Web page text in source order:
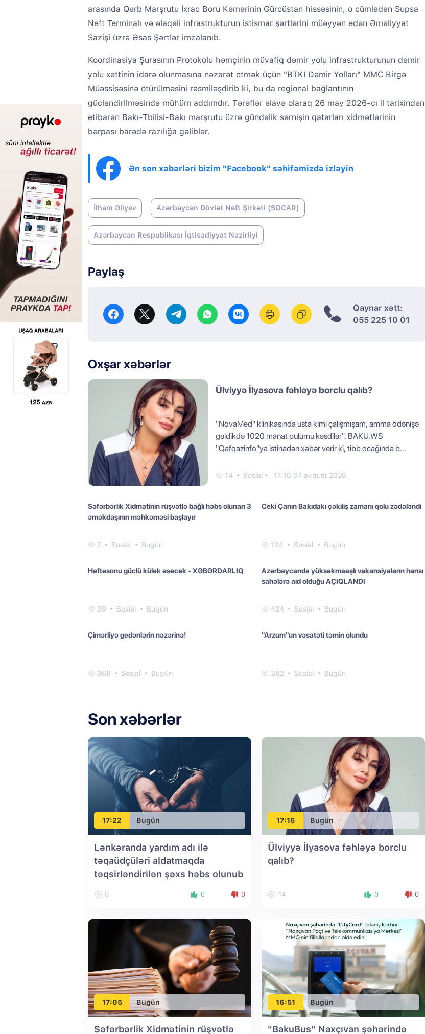
arasında Qərb Marşrutu İxrac Boru Kəmərinin Gürcüstan hissəsinin, o cümlədən Supsa
Neft Terminalı və əlaqəli infrastrukturun istismar şərtlərini müəyyən edən Əməliyyat
Sazişi üzrə Əsas Şərtlər imzalanıb.
Koordinasiya Şurasının Protokolu həmçinin müvafiq dəmir yolu infrastrukturunun dəmir
yolu xəttinin idarə olunmasına nəzarət etmək üçün "BTKI Dəmir Yolları" MMC Birgə
Müəssisəsinə ötürülməsini rəsmiləşdirib ki, bu da regional bağlantının
gücləndirilməsində mühüm addımdır. Tərəflər əlavə olaraq 26 may 2026-cı il tarixindən
etibarən Bakı-Tbilisi-Bakı marşrutu üzrə gündəlik sərnişin qatarları xidmətlərinin
bərpası barədə razılığa gəliblər.
Ən son xəbərləri bizim "Facebook" səhifəmizdə izləyin
İlham Əliyev Azərbaycan Dövlət Neft Şirkəti (SOCAR)
Azərbaycan Respublikası İqtisadiyyat Nazirliyi
Paylaş
Qaynar xətt:
055 225 10 01
Oxşar xəbərlər
Ülviyyə İlyasova fəhləyə borclu qalıb?
"NovaMed" klinikasında usta kimi çalışmışam, amma ödənişə
gəldikdə 1020 manat pulumu kəsdilər". BAKU.WS
"Qafqazinfo"ya istinadən xəbər verir ki, tibb ocağında b...
14 Sosial 17:16 07 avqust 2026
Səfərbərlik Xidmətinin rüşvətlə bağlı həbs olunan 3
əməkdaşının məhkəməsi başlayır
7 Sosial Bugün
Ceki Çanın Bakıdakı çəkiliş zamanı qolu zədələndi
134 Sosial Bugün
Həftəsonu güclü külək əsəcək - XƏBƏRDARLIQ
39 Sosial Bugün
Azərbaycanda yüksəkmaaşlı vakansiyaların hansı
sahələrə aid olduğu AÇIQLANDI
424 Sosial Bugün
Çimərliyə gedənlərin nəzərinə!
368 Sosial Bugün
"Arzum"un vəsatəti təmin olundu
382 Sosial Bugün
Son xəbərlər
17:22 Bugün
Lənkəranda yardım adı ilə
təqaüdçüləri aldatmaqda
təqsirləndirilən şəxs həbs olunub
0 0 0
17:16 Bugün
Ülviyyə İlyasova fəhləyə borclu
qalıb?
14 0 0
17:05 Bugün
Səfərbərlik Xidmətinin rüşvətlə
16:51 Bugün
"BakuBus" Naxçıvan şəhərində